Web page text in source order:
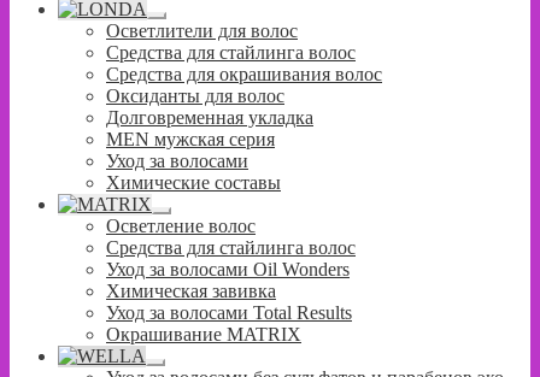
Развернутое
вложенное
меню
Осветлители для волос
Средства для стайлинга волос
Средства для окрашивания волос
Оксиданты для волос
Долговременная укладка
MEN мужская серия
Уход за волосами
Химические составы
Развернутое
вложенное
меню
Осветление волос
Средства для стайлинга волос
Уход за волосами Oil Wonders
Химическая завивка
Уход за волосами Total Results
Окрашивание MATRIX
Развернутое